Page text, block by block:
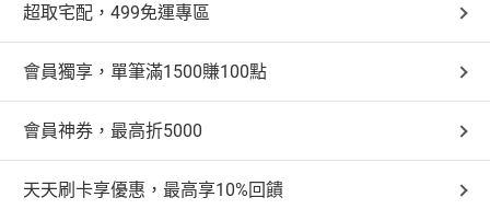
超取宅配，499免運專區
會員獨享，單筆滿1500賺100點
會員神券，最高折5000
天天刷卡享優惠，最高享10%回饋